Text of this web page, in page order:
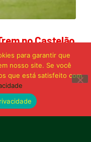
no Castelão
para garantir que
nosso site. Se você
que está satisfeito com